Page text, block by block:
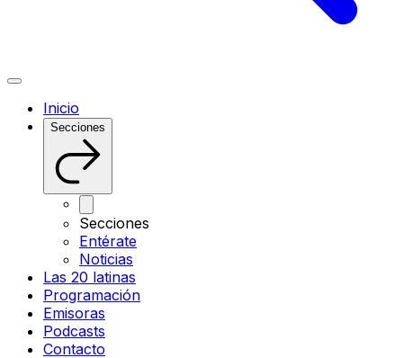
Inicio
Secciones
Secciones
Entérate
Noticias
Las 20 latinas
Programación
Emisoras
Podcasts
Contacto